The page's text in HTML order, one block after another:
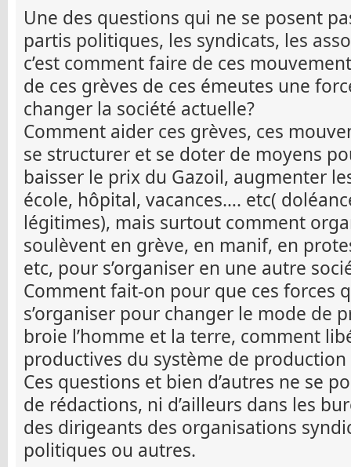
Une des questions qui ne se posent
partis politiques, les syndicats, les
c’est comment faire de ces
de ces grèves de ces émeutes une
changer la société actuelle?
Comment aider ces grèves, ces
se structurer et se doter de moyens
baisser le prix du Gazoil, augmenter
école, hôpital, vacances…. etc(
légitimes), mais surtout comment
soulèvent en grève, en manif, en
etc, pour s’organiser en une autre
Comment fait-on pour que ces forces
s’organiser pour changer le mode de
broie l’homme et la terre, comment
productives du système de production
Ces questions et bien d’autres ne se
de rédactions, ni d’ailleurs dans les
des dirigeants des organisations
politiques ou autres.